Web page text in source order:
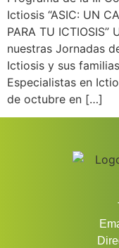
Ictiosis “ASIC: UN
PARA TU
nuestras Jornadas
Ictiosis y sus
Especialistas en
de octubre en […]